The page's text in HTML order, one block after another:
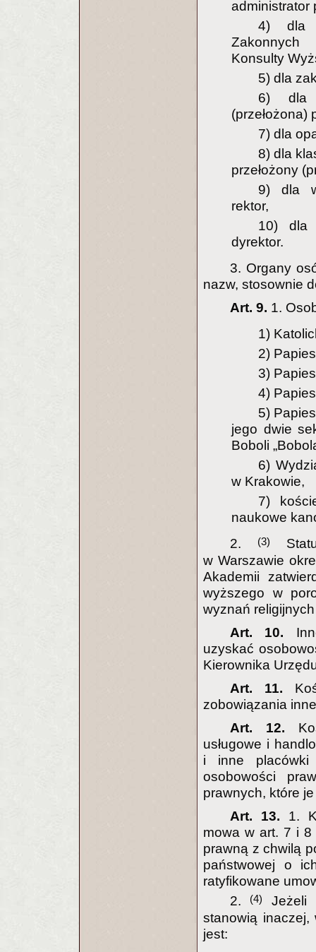
administrator
4) dla
Zakonnych
Konsulty
5) dla
6) dla
(przełożona)
7) dla
8) dla
przełożony
9) dla
rektor,
10) dla
dyrektor.
3. Organy
nazw, stosownie
Art. 9. 1.
1)
2)
3)
4)
5)
jego dwie
Boboli
6)
w Krakowie,
7)
naukowe
2.
(3)
w Warszawie
Akademii
wyższego w
wyznań religijnych
Art. 10.
uzyskać
Kierownika
Art. 11.
zobowiązania
Art. 12.
usługowe i
i inne placówki
osobowości
prawnych, które je
Art. 13. 1.
mowa w art. 7 i
prawną z chwilą
państwowej o
ratyfikowane
2.
(4)
Jeżeli
stanowią inaczej,
jest: